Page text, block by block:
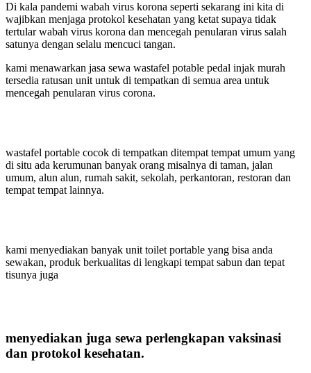
petamburan
jakata
barat
Di kala pandemi wabah virus korona seperti sekarang ini kita di
wajibkan menjaga protokol kesehatan yang ketat supaya tidak
tertular wabah virus korona dan mencegah penularan virus salah
satunya dengan selalu mencuci tangan.
kami menawarkan jasa sewa wastafel potable pedal injak murah
tersedia ratusan unit untuk di tempatkan di semua area untuk
mencegah penularan virus corona.
wastafel portable cocok di tempatkan ditempat tempat umum yang
di situ ada kerumunan banyak orang misalnya di taman, jalan
umum, alun alun, rumah sakit, sekolah, perkantoran, restoran dan
tempat tempat lainnya.
kami menyediakan banyak unit toilet portable yang bisa anda
sewakan, produk berkualitas di lengkapi tempat sabun dan tepat
tisunya juga
menyediakan juga sewa perlengkapan vaksinasi
dan protokol kesehatan.